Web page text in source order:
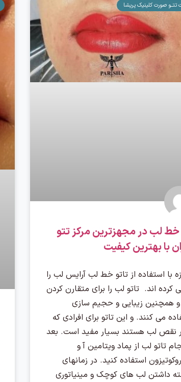
تتــو صورت کلینیک پریشا
خط لب در مجهزترین مرکز تتو
با بهترین کیفیت
با استفاده از تاتو خط لب آرایس لب را
کرده اند. تاتو لب را برای متقارن کردن
و همچنین زیبایی و حجیم سازی
می کنند. و این تاتو برای افرادی که
نقص لب هستند بسیار مفید است. بعد
تاتو لب از پماد ویتامین آ و
استفاده کنید. در زمانهای
داشتن لب های کوچک و مینیاتوری